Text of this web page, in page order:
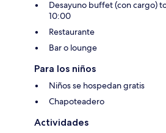
Desayuno buffet (con cargo)
10:00
Restaurante
Bar o lounge
Para los niños
Niños se hospedan gratis
Chapoteadero
Actividades